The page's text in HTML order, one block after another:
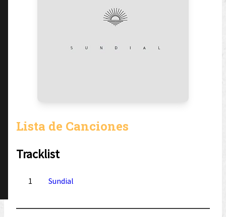
Lista de Canciones
Tracklist
1 Sundial